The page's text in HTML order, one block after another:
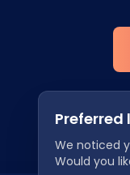
We noticed
Would you
Vælg dit
personlig